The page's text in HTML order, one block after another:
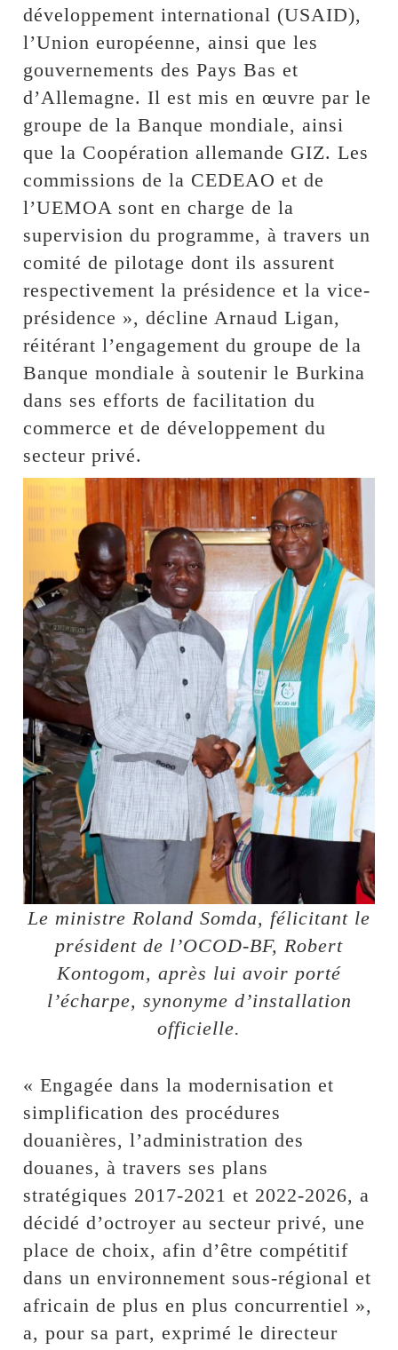
développement international (USAID),
l’Union européenne, ainsi que les
gouvernements des Pays Bas et
d’Allemagne. Il est mis en œuvre par le
groupe de la Banque mondiale, ainsi
que la Coopération allemande GIZ. Les
commissions de la CEDEAO et de
l’UEMOA sont en charge de la
supervision du programme, à travers un
comité de pilotage dont ils assurent
respectivement la présidence et la vice-
présidence », décline Arnaud Ligan,
réitérant l’engagement du groupe de la
Banque mondiale à soutenir le Burkina
dans ses efforts de facilitation du
commerce et de développement du
secteur privé.
Le ministre Roland Somda, félicitant le
président de l’OCOD-BF, Robert
Kontogom, après lui avoir porté
l’écharpe, synonyme d’installation
officielle.
« Engagée dans la modernisation et
simplification des procédures
douanières, l’administration des
douanes, à travers ses plans
stratégiques 2017-2021 et 2022-2026, a
décidé d’octroyer au secteur privé, une
place de choix, afin d’être compétitif
dans un environnement sous-régional et
africain de plus en plus concurrentiel »,
a, pour sa part, exprimé le directeur